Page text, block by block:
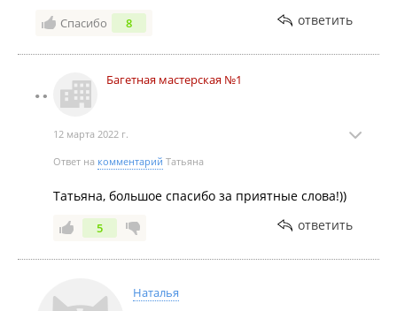
Спасибо 8 ответить
Багетная мастерская №1
12 марта 2022 г.
Ответ на комментарий Татьяна
Татьяна, большое спасибо за приятные слова!))
5 ответить
Наталья